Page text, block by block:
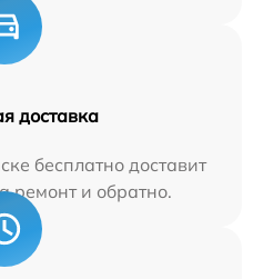
доставка
бесплатно доставит
ремонт и обратно.